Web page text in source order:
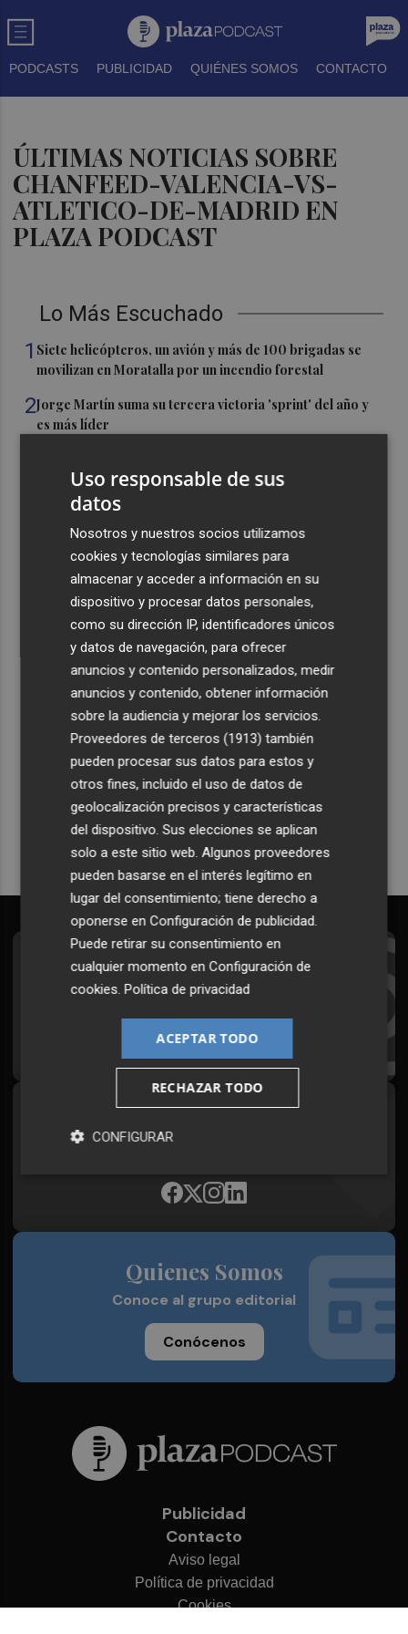
PODCASTS PUBLICIDAD QUIÉNES SOMOS CONTACTO
ÚLTIMAS NOTICIAS SOBRE
CHANFEED-VALENCIA-VS-
ATLETICO-DE-MADRID EN
PLAZA PODCAST
Lo Más Escuchado
1 Siete helicópteros, un avión y más de 100 brigadas se
movilizan en Moratalla por un incendio forestal
2Jorge Martín suma su tercera victoria 'sprint' del año y
es más líder
Elche y Manises, los controles aleatorios a viajeros de
La Biblioteca Valenciana conmemora el 750 aniversario
del legado de Jaume I
Una gran cadena humana de cariño y reivindicación se
vuelve a abrazar en las playas por el Mar Menor
Recibe toda la actualidad de
Plaza Podcast en tu correo
Quiero suscribirme
Suscríbete al Boletín
Todos los días a primera hora en tu email
¡Quiero suscribirme!
Plaza Podcast, desde cualquier medio
Quienes Somos
Conoce al grupo editorial
Conócenos
Publicidad
Contacto
Aviso legal
Política de privacidad
Cookies
Uso responsable de sus
datos
Nosotros y nuestros socios utilizamos
cookies y tecnologías similares para
almacenar y acceder a información en su
dispositivo y procesar datos personales,
como su dirección IP, identificadores únicos
y datos de navegación, para ofrecer
anuncios y contenido personalizados, medir
anuncios y contenido, obtener información
sobre la audiencia y mejorar los servicios.
Proveedores de terceros (1913) también
pueden procesar sus datos para estos y
otros fines, incluido el uso de datos de
geolocalización precisos y características
del dispositivo. Sus elecciones se aplican
solo a este sitio web. Algunos proveedores
pueden basarse en el interés legítimo en
lugar del consentimiento; tiene derecho a
oponerse enConfiguración de publicidad
Puede retirar su consentimiento en
cualquier momento enConfiguración de
cookies .Política de privacidad
ACEPTAR TODO
RECHAZAR TODO
CONFIGURAR